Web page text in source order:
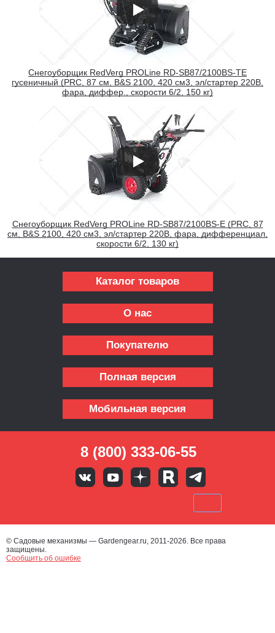
Снегоуборщик RedVerg PROLine RD-SB87/2100BS-TE
гусеничный (PRC, 87 см, B&S 2100, 420 см3, эл/стартер 220В,
фара, диффер., скорости 6/2, 150 кг)
Снегоуборщик RedVerg PROLine RD-SB87/2100BS-E (PRC, 87
см, B&S 2100, 420 см3, эл/стартер 220В, фара, дифференциал,
скорости 6/2, 130 кг)
Каталог товаров
О нас
Покупателю
Полная версия
Мобильная версия
8 (800) 333-06-55
© Садовые механизмы — Gardengear.ru, 2011-2026. Все права
защищены.
Сообщить об ошибке